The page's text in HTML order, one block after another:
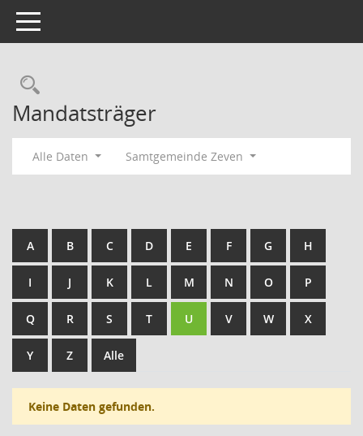
Toggle navigation
Rechercheauswahl
Mandatsträger
Alle Daten Samtgemeinde Zeven
A B C D E F G H
I J K L M N O P
Q R S T U V W X
Y Z Alle
Keine Daten gefunden.